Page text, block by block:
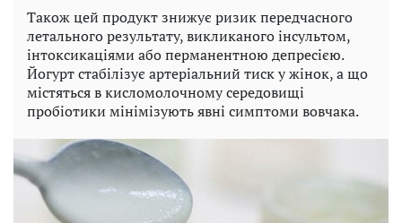
Також цей продукт знижує ризик передчасного
летального результату, викликаного інсультом,
інтоксикаціями або перманентною депресією.
Йогурт стабілізує артеріальний тиск у жінок, а що
містяться в кисломолочному середовищі
пробіотики мінімізують явні симптоми вовчака.